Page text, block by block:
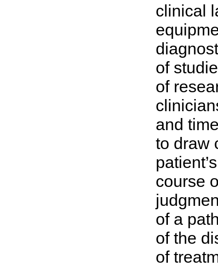
clinical
of
of
and
to draw
course
of a
of the
of